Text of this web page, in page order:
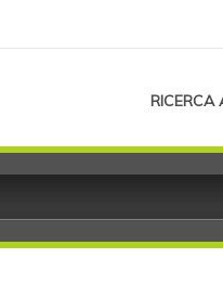
RICERCA